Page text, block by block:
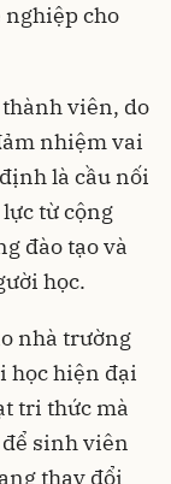
cho
viên, do
nhiệm vai
là cầu nối
từ cộng
đào tạo và
học.
nhà trường
học hiện đại
tri thức mà
sinh viên
thay đổi